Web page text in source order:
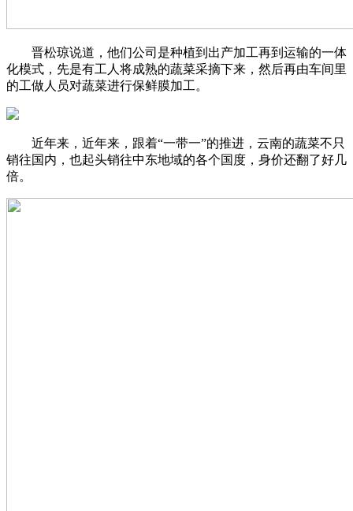
晋松琼说道，他们公司是种植到出产加工再到运输的一体
化模式，先是有工人将成熟的蔬菜采摘下来，然后再由车间里
的工做人员对蔬菜进行保鲜膜加工。
近年来，近年来，跟着“一带一”的推进，云南的蔬菜不只
销往国内，也起头销往中东地域的各个国度，身价还翻了好几
倍。